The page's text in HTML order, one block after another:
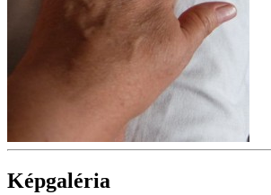
Képgaléria